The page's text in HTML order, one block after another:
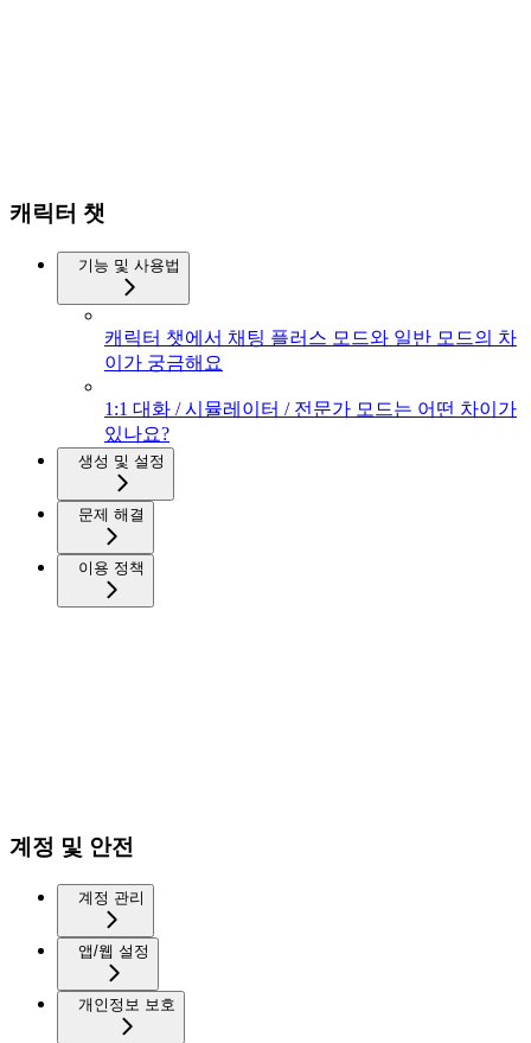
캐릭터 챗
기능 및 사용법
캐릭터 챗에서 채팅 플러스 모드와 일반 모드의 차
이가 궁금해요
1:1 대화 / 시뮬레이터 / 전문가 모드는 어떤 차이가
있나요?
생성 및 설정
문제 해결
이용 정책
계정 및 안전
계정 관리
앱/웹 설정
개인정보 보호